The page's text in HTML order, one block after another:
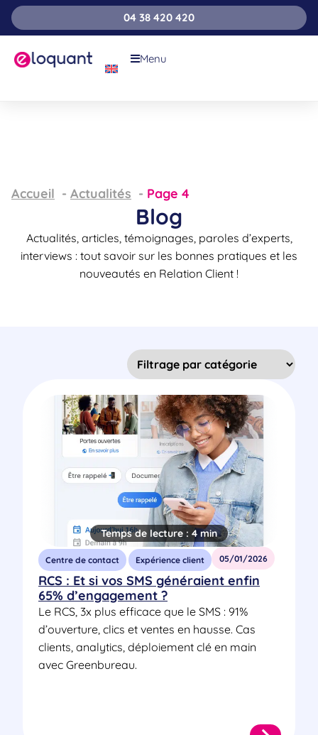
04 38 420 420
Menu
Accueil Actualités Page 4
Blog
Actualités, articles, témoignages, paroles d’experts,
interviews : tout savoir sur les bonnes pratiques et les
nouveautés en Relation Client !
Temps de lecture : 4 min
Centre de contact Expérience client 05/01/2026
RCS : Et si vos SMS généraient enfin
65% d’engagement ?
Le RCS, 3x plus efficace que le SMS : 91%
d’ouverture, clics et ventes en hausse. Cas
clients, analytics, déploiement clé en main
avec Greenbureau.